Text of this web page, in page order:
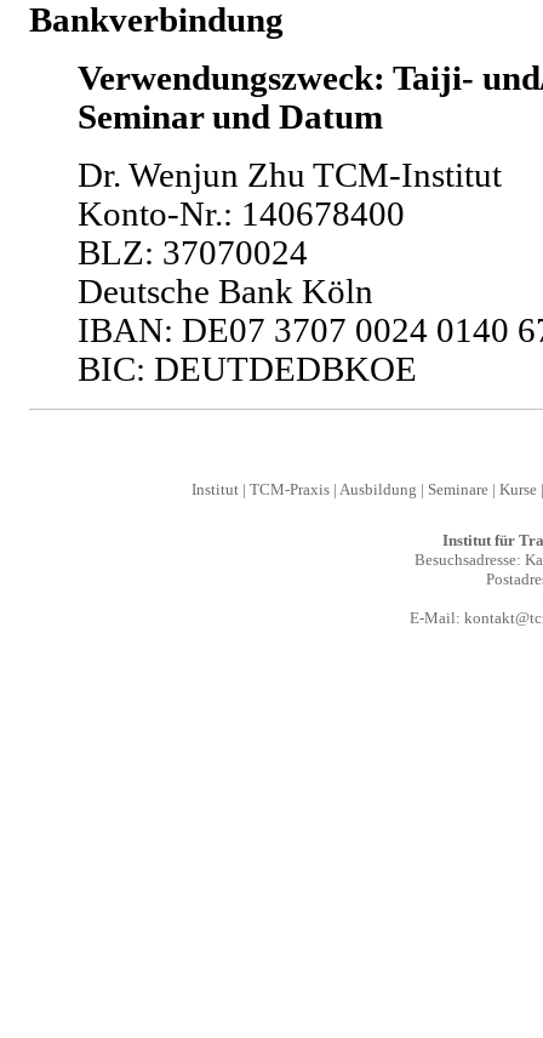
Bankverbindung
Verwendungszweck: Taiji-
Seminar und Datum
Dr. Wenjun Zhu TCM-Institut
Konto-Nr.: 140678400
BLZ: 37070024
Deutsche Bank Köln
IBAN: DE07 3707 0024 0140
BIC: DEUTDEDBKOE
Institut| TCM-Praxis| Ausbildung | Seminare| Kurse
Institut für
Besuchsadresse:
E-Mail: